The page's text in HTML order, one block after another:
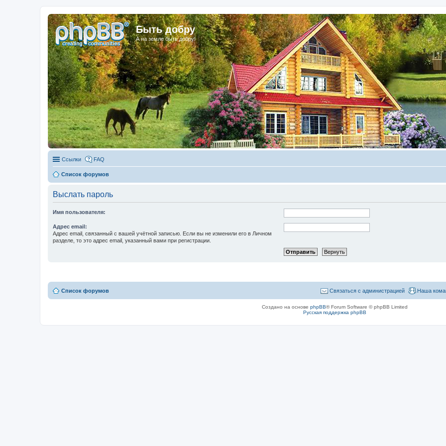
Быть добру
А на земле быть добру!
Ссылки FAQ
Список форумов
Выслать пароль
Имя пользователя:
Адрес email:
Адрес email, связанный с вашей учётной записью. Если вы не изменили его в Личном
разделе, то это адрес email, указанный вами при регистрации.
Список форумов Наша
Связаться с администрацией
Создано на основе phpBB® Forum Software © phpBB Limited
Русская поддержка phpBB